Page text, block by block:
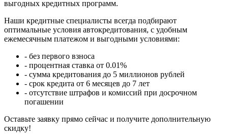
выгодных кредитных программ.
Наши кредитные специалисты всегда подбирают
оптимальные условия автокредитования, с удобным
ежемесячным платежом и выгодными условиями:
- без первого взноса
- процентная ставка от 0.01%
- сумма кредитования до 5 миллионов рублей
- срок кредита от 6 месяцев до 7 лет
- отсутствие штрафов и комиссий при досрочном
погашении
Оставьте заявку прямо сейчас и получите дополнительную
скидку!